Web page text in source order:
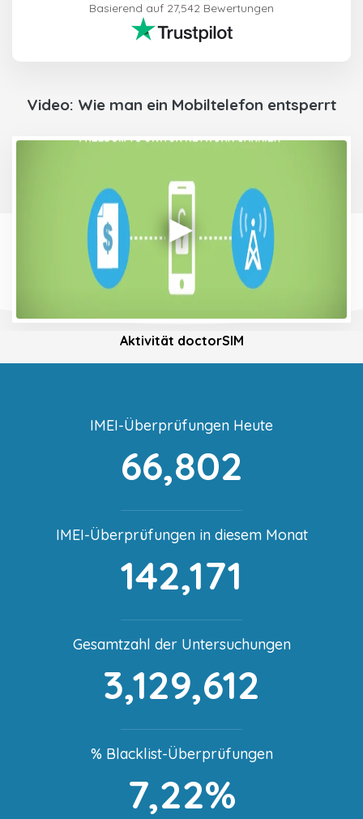
Basierend auf 27,542 Bewertungen
Video: Wie man ein Mobiltelefon entsperrt
Aktivität doctorSIM
IMEI-Überprüfungen Heute
66,802
IMEI-Überprüfungen in diesem Monat
142,171
Gesamtzahl der Untersuchungen
3,129,612
% Blacklist-Überprüfungen
7,22%